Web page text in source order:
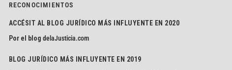
RECONOCIMIENTOS
ACCÉSIT AL BLOG JURÍDICO MÁS INFLUYENTE EN 2020
Por el blog delaJusticia.com
BLOG JURÍDICO MÁS INFLUYENTE EN 2019